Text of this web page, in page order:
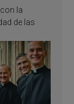
la
de las